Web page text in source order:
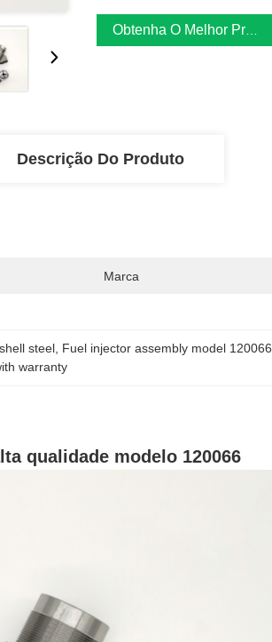
Obtenha O Melhor Preço
Descrição Do Produto
Marca
steel Fuel injector assembly model 120066
warranty
qualidade modelo 120066